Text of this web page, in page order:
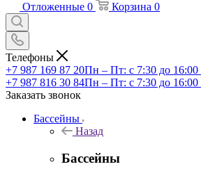
Отложенные 0 Корзина 0
Телефоны
+7 987 169 87 20Пн – Пт: с 7:30 до
+7 987 816 30 84Пн – Пт: с 7:30 до
Заказать звонок
Бассейны
Назад
Бассейны